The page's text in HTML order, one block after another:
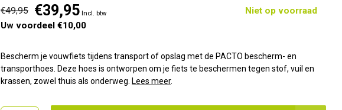
€49,95 €39,95 Incl. btw
Niet op voorraad
Uw voordeel €10,00
Bescherm je vouwfiets tijdens transport of opslag met de PACTO bescherm- en
transporthoes. Deze hoes is ontworpen om je fiets te beschermen tegen stof, vuil en
krassen, zowel thuis als onderweg. Lees meer.